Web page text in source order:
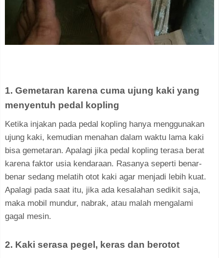
1. Gemetaran karena cuma ujung kaki yang
menyentuh pedal kopling
Ketika injakan pada pedal kopling hanya menggunakan
ujung kaki, kemudian menahan dalam waktu lama kaki
bisa gemetaran. Apalagi jika pedal kopling terasa berat
karena faktor usia kendaraan. Rasanya seperti benar-
benar sedang melatih otot kaki agar menjadi lebih kuat.
Apalagi pada saat itu, jika ada kesalahan sedikit saja,
maka mobil mundur, nabrak, atau malah mengalami
gagal mesin.
2. Kaki serasa pegel, keras dan berotot